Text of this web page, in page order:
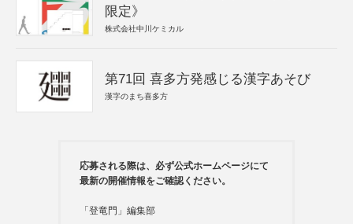
限定》
株式会社中川ケミカル
第71回 喜多方発感じる漢字あそび
漢字のまち喜多方
応募される際は、必ず公式ホームページにて
最新の開催情報をご確認ください。
「登竜門」編集部